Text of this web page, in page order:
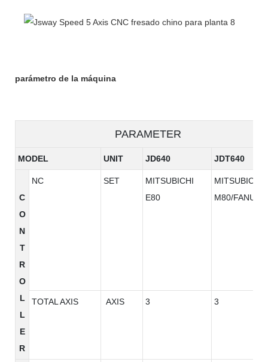
parámetro de la máquina
PARAMETER
MODEL UNIT JD640 JDT640
C
O
N
T
R
O
L
L
E
R
NC SET
MITSUBICHI
E80
MITSUBICHI
M80/FANUC
TOTAL AXIS AXIS 3 3